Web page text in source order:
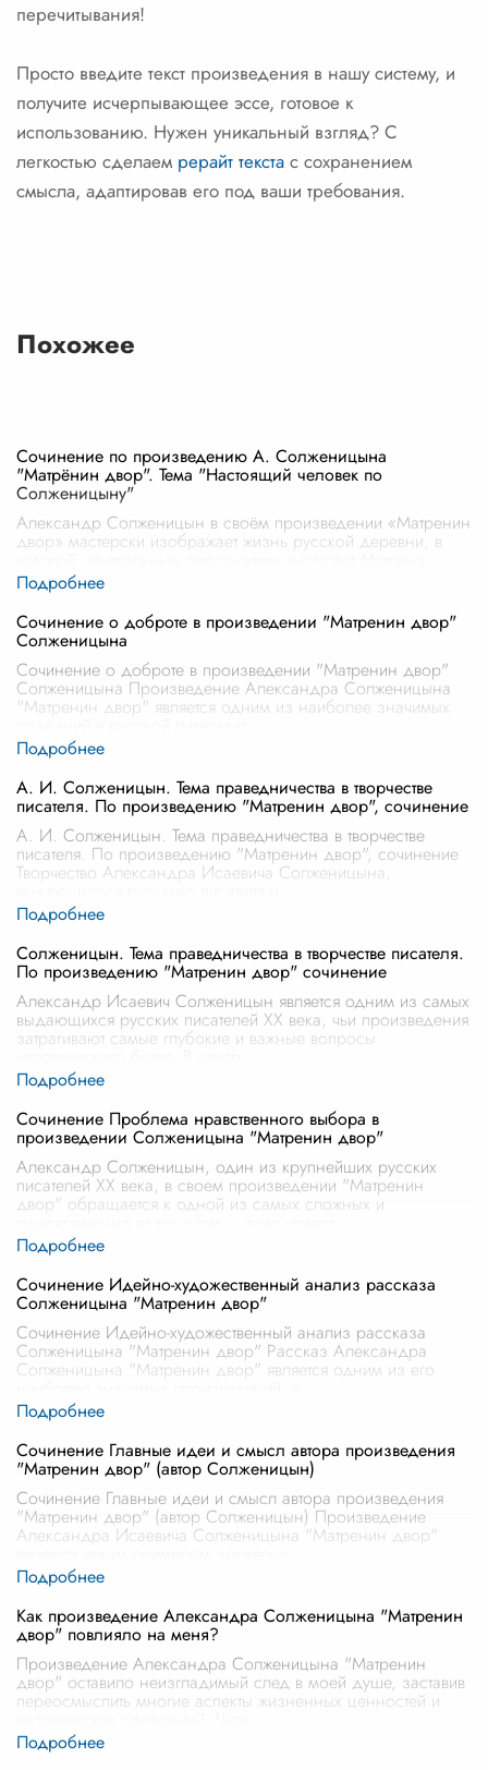
перечитывания!
Просто введите текст произведения в нашу систему, и
получите исчерпывающее эссе, готовое к
использованию. Нужен уникальный взгляд? С
легкостью сделаем рерайт текста с сохранением
смысла, адаптировав его под ваши требования.
Похожее
Сочинение по произведению А. Солженицына
"Матрёнин двор". Тема "Настоящий человек по
Солженицыну"
Александр Солженицын в своём произведении «Матренин
двор» мастерски изображает жизнь русской деревни, в
Васильевна. Рассуждая о «на
Сочинение о доброте в произведении "Матренин двор"
Солженицына
Сочинение о доброте в произведении "Матренин двор"
Солженицына Произведение Александра Солженицына
"Матренин двор" является одним из наиболее значимых
А. И. Солженицын. Тема праведничества в творчестве
писателя. По произведению "Матренин двор", сочинение
А. И. Солженицын. Тема праведничества в творчестве
писателя. По произведению "Матренин двор", сочинение
Творчество Александра Исаевича Солженицына,
Солженицын. Тема праведничества в творчестве писателя.
По произведению "Матренин двор" сочинение
Александр Исаевич Солженицын является одним из самых
выдающихся русских писателей XX века, чьи произведения
затрагивают самые глубокие и важные вопросы
Сочинение Проблема нравственного выбора в
произведении Солженицына "Матренин двор"
Александр Солженицын, один из крупнейших русских
писателей XX века, в своем произведении "Матренин
двор" обращается к одной из самых сложных и
Сочинение Идейно-художественный анализ рассказа
Солженицына "Матренин двор"
Сочинение Идейно-художественный анализ рассказа
Солженицына "Матренин двор" Рассказ Александра
Солженицына "Матренин двор" является одним из его
Сочинение Главные идеи и смысл автора произведения
"Матренин двор" (автор Солженицын)
Сочинение Главные идеи и смысл автора произведения
"Матренин двор" (автор Солженицын) Произведение
Александра Исаевича Солженицына "Матренин двор"
Как произведение Александра Солженицына "Матренин
двор" повлияло на меня?
Произведение Александра Солженицына "Матренин
двор" оставило неизгладимый след в моей душе, заставив
переосмыслить многие аспекты жизненных ценностей и